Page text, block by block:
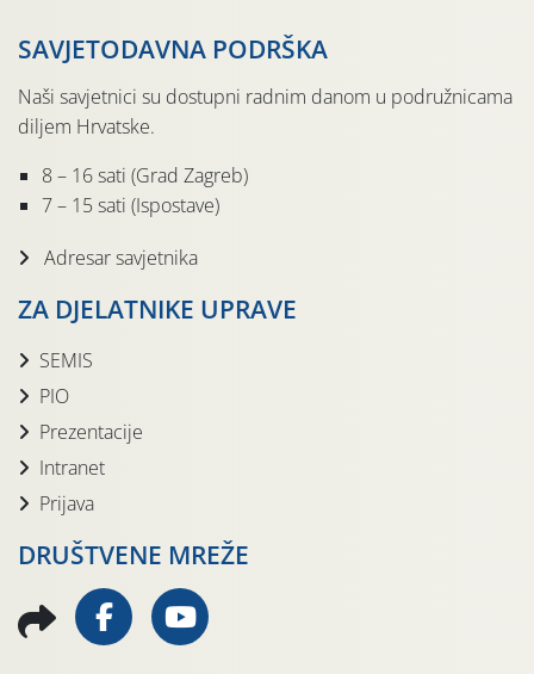
SAVJETODAVNA PODRŠKA
Naši savjetnici su dostupni radnim danom u podružnicama
diljem Hrvatske.
8 – 16 sati (Grad Zagreb)
7 – 15 sati (Ispostave)
Adresar savjetnika
ZA DJELATNIKE UPRAVE
SEMIS
PIO
Prezentacije
Intranet
Prijava
DRUŠTVENE MREŽE